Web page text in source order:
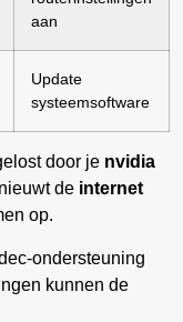
aan
Update
systeemsoftware
door je nvidia
de internet
op.
ondersteuning
kunnen de